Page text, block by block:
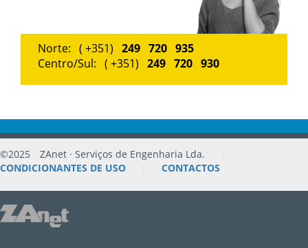
Norte: ( +351) 249 720 935
Centro/Sul: ( +351) 249 720 930
©2025 ZAnet · Serviços de Engenharia Lda.
CONDICIONANTES DE USO
CONTACTOS